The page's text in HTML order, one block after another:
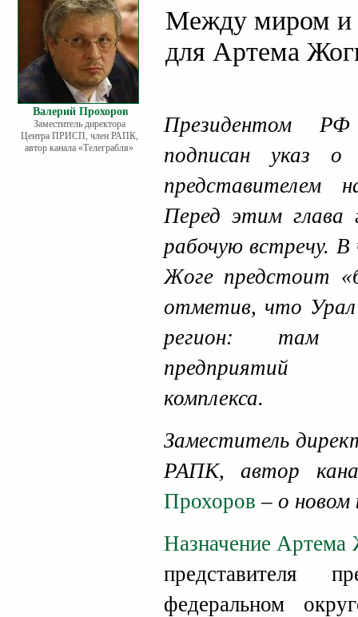
Валерий Прохоров
Заместитель директора
Центра ПРИСП, член РАПК,
автор канала «Телеграбля»
Между миром и
для Артема
Президентом
подписан указ о
Перед этим глава
рабочую встречу.
Жоге предстоит
отметив, что
регион: там
предприятий
комплекса.
Заместитель
РАПК, автор
Прохоров– о новом
Назначение Артема
представителя
федеральном